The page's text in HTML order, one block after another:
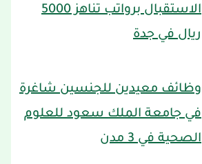
الاستقبال برواتب تناهز 5000
ريال في جدة
وظائف معيدين للجنسين شاغرة
في جامعة الملك سعود للعلوم
الصحية في 3 مدن